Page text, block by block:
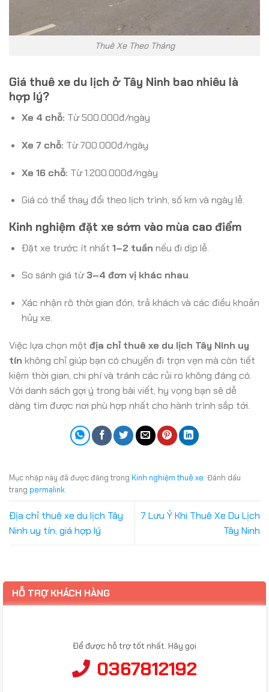
Thuê Xe Theo Tháng
Giá thuê xe du lịch ở Tây Ninh bao nhiêu là
hợp lý?
Xe 4 chỗ: Từ 500.000đ/ngày
Xe 7 chỗ: Từ 700.000đ/ngày
Xe 16 chỗ: Từ 1.200.000đ/ngày
Giá có thể thay đổi theo lịch trình, số km và ngày lễ.
Kinh nghiệm đặt xe sớm vào mùa cao điểm
Đặt xe trước ít nhất 1–2 tuần nếu đi dịp lễ.
So sánh giá từ3–4 đơn vị khác nhau.
Xác nhận rõ thời gian đón, trả khách và các điều khoản
hủy xe.
Việc lựa chọn một địa chỉ thuê xe du lịch Tây Ninh uy
tín không chỉ giúp bạn có chuyến đi trọn vẹn mà còn tiết
kiệm thời gian, chi phí và tránh các rủi ro không đáng có.
Với danh sách gợi ý trong bài viết, hy vọng bạn sẽ dễ
dàng tìm được nơi phù hợp nhất cho hành trình sắp tới.
Mục nhập này đã được đăng trong Kinh nghiệm thuê xe. Đánh dấu
trang permalink.
Địa chỉ thuê xe du lịch Tây
Ninh uy tín, giá hợp lý
7 Lưu Ý Khi Thuê Xe Du Lịch
Tây Ninh
HỖ TRỢ KHÁCH HÀNG
Để được hỗ trợ tốt nhất. Hãy gọi
0367812192